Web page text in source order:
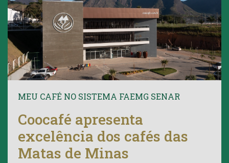
MEU CAFÉ NO SISTEMA FAEMG SENAR
Coocafé apresenta
excelência dos cafés das
Matas de Minas